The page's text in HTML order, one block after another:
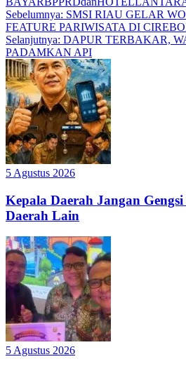
Navigasi
pos
Sebelumnya: SMSI RIAU GELAR
FEATURE PARIWISATA DI
Selanjutnya: DAPUR TERBAKAR,
PADAMKAN API
5 Agustus 2026
Kepala Daerah Jangan
Daerah Lain
5 Agustus 2026